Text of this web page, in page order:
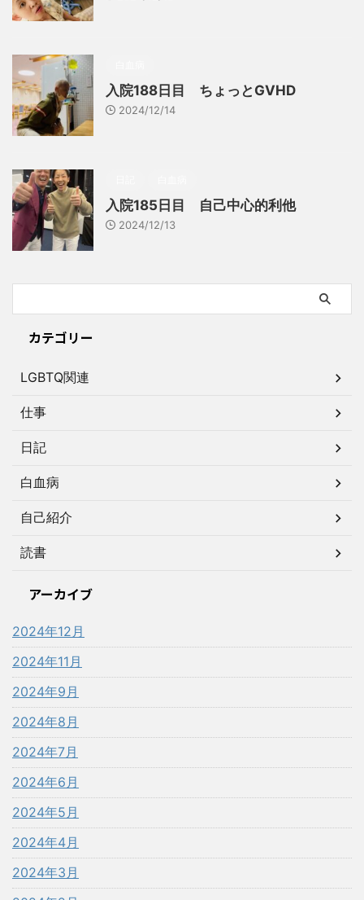
入院188日目 ちょっとGVHD
2024/12/14
入院185日目 自己中心的利他
2024/12/13
カテゴリー
LGBTQ関連
仕事
日記
白血病
自己紹介
読書
アーカイブ
2024年12月
2024年11月
2024年9月
2024年8月
2024年7月
2024年6月
2024年5月
2024年4月
2024年3月